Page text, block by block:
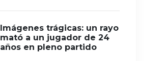
Imágenes trágicas: un rayo
mató a un jugador de 24
años en pleno partido